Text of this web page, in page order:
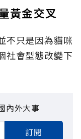
黃金交叉
不只是因為貓咪
社會型態改變下
內外大事
訂閱